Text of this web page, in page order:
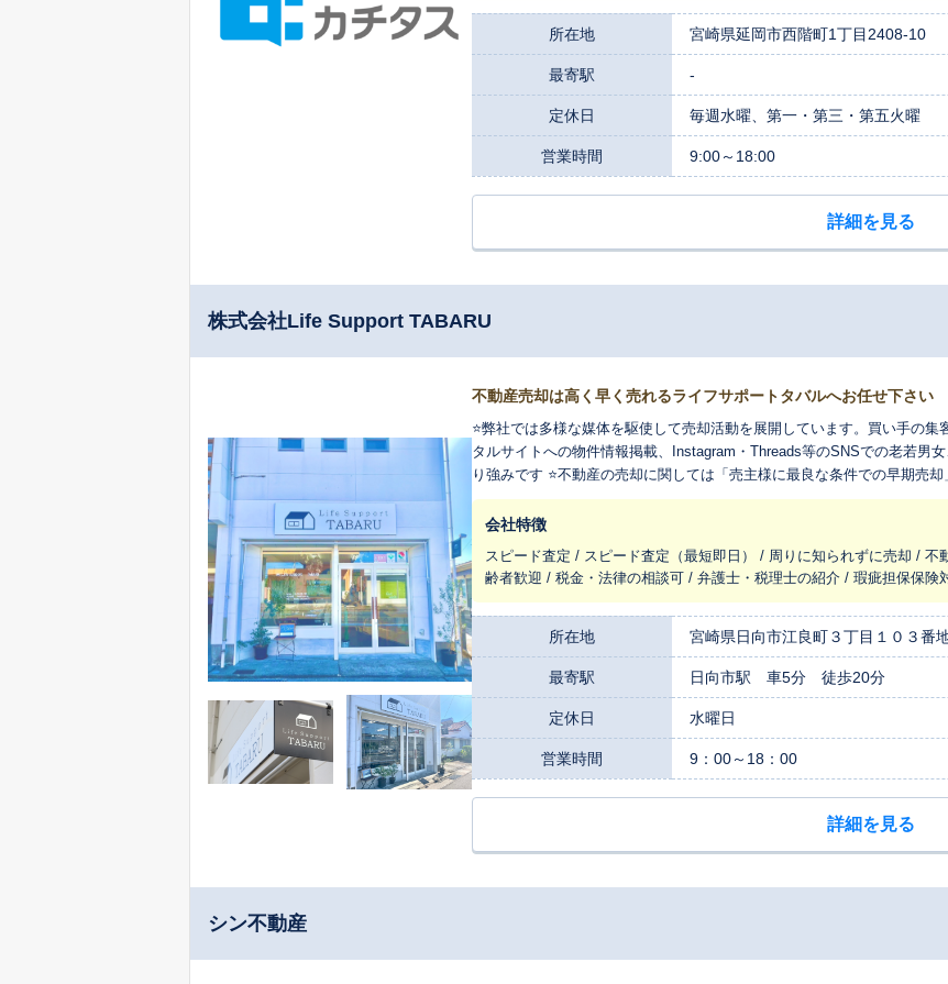
所在地 宮崎県延岡市西階町1丁目2408-10
最寄駅 -
定休日 毎週水曜、第一・第三・第五火曜
営業時間 9:00～18:00
詳細を見る
株式会社Life Support TABARU
不動産売却は高く早く売れるライフサポートタバルへお任せ下さい
⭐弊社では多様な媒体を駆使して売却活動を展開しています。買い手の
タルサイトへの物件情報掲載、Instagram・Threads等のSNSでの老若男
り強みです ⭐不動産の売却に関しては「売主様に最良な条件での早期売
だきます。また「任意売却」のご相談や、「買取り」も行っておりますの
会社特徴
スピード査定 / スピード査定（最短即日） / 周りに知られずに売却 /
齢者歓迎 / 税金・法律の相談可 / 弁護士・税理士の紹介 / 瑕疵担保保険
所在地 宮崎県日向市江良町３丁目１０３
最寄駅 日向市駅 車5分 徒歩20分
定休日 水曜日
営業時間 9：00～18：00
詳細を見る
シン不動産